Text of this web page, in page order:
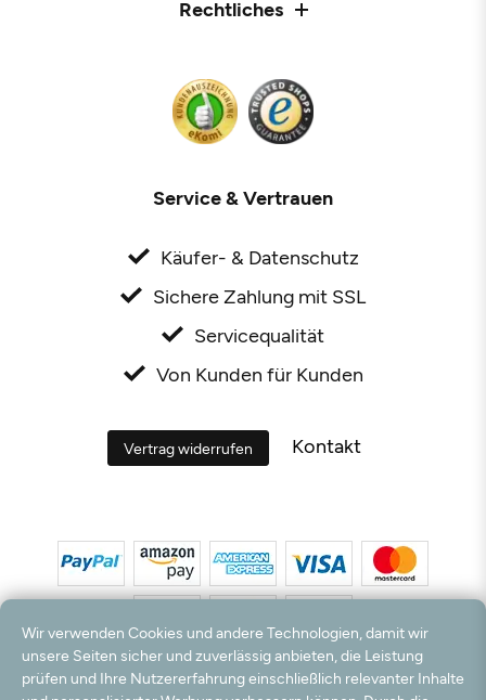
Rechtliches
Service & Vertrauen
Käufer- & Datenschutz
Sichere Zahlung mit SSL
Servicequalität
Von Kunden für Kunden
Vertrag widerrufen Kontakt
*Alle Preise inkl. MwSt. und zzgl. Versandkosten. **Kostenloser Versand und Rückversand
Wir verwenden Cookies und andere Technologien, damit wir
unsere Seiten sicher und zuverlässig anbieten, die Leistung
prüfen und Ihre Nutzererfahrung einschließlich relevanter Inhalte